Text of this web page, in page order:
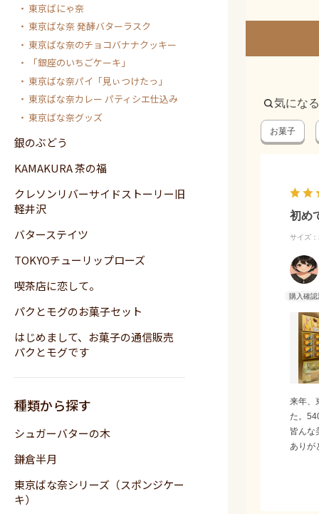
東京ばにゃ奈
東京ばな奈 発酵バターラスク
東京ばな奈のチョコバナナクッキー
「銀座のいちごケーキ」
東京ばな奈パイ「見ぃつけたっ」
東京ばな奈カレー パティシエ仕込み
東京ばな奈グッズ
銀のぶどう
KAMAKURA 茶の福
クレソンリバーサイドストーリー旧
軽井沢
バターステイツ
TOKYOチューリップローズ
喫茶店に恋して。
パクとモグのお菓子セット
はじめまして、お菓子の通信販売
パクとモグです
種類から探す
シュガーバターの木
鎌倉半月
東京ばな奈シリーズ（スポンジケー
キ）
気にな
お菓子
初め
サイズ
来年、
た。
皆んな
ありが